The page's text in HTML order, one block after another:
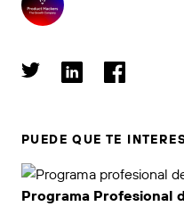
PUEDE QUE TE
Programa Profesional